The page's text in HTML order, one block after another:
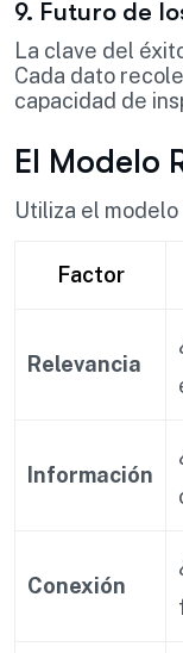
9. Futuro de
La clave del
Cada dato
capacidad de
El Modelo
Utiliza el
Factor
Relevancia
Información
Conexión